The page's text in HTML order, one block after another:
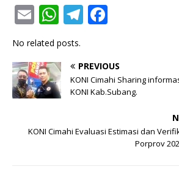
E
m
ai
l
W
at
s
A
p
T
g
ra
e
b
o
No related posts.
PREVIOUS
KONI Cimahi Sharing
KONI Kab.Subang.
KONI Cimahi Evaluasi Estimasi dan
Porprov